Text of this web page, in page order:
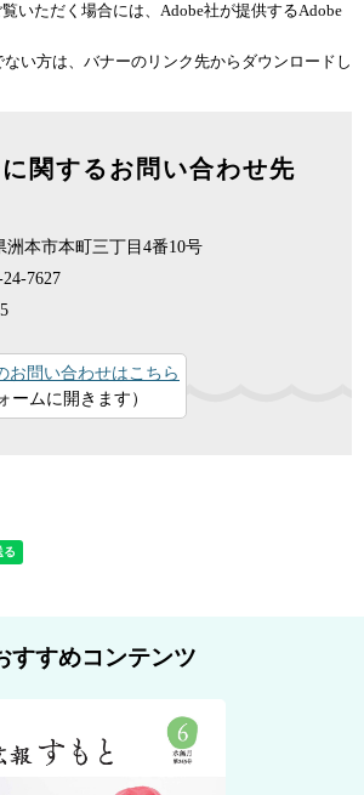
いただく場合には、Adobe社が提供するAdobe
ない方は、バナーのリンク先からダウンロードし
関するお問い合わせ先
洲本市本町三丁目4番10号
7627
お問い合わせはこちら
ームに開きます）
すすめコンテンツ